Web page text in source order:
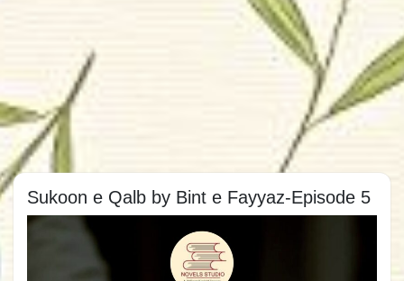
Sukoon e Qalb by Bint e Fayyaz-Episode 5